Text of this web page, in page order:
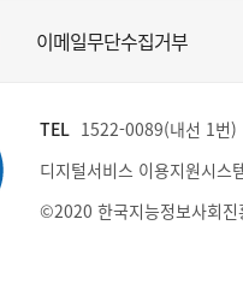
이메일무단수집거부
TEL 1522-0089(내선 1번
디지털서비스 이용지원시스
©2020 한국지능정보사회진